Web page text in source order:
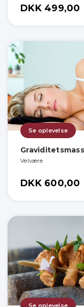
DKK 499,00
Se oplevelse
Velvære
DKK 600,00
Se oplevelse